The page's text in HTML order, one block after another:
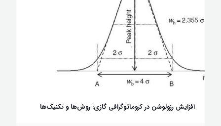
افزایش رزولوشن در کروماتوگرافی گازی: روش‌ها و تکنیک‌ها